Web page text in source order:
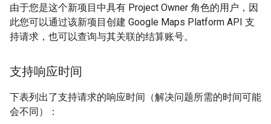
由于您是这个新项目中具有 Project Owner 角色的用户，因
此您可以通过该新项目创建 Google Maps Platform API 支
持请求，也可以查询与其关联的结算账号。
支持响应时间
下表列出了支持请求的响应时间（解决问题所需的时间可能
会不同）：